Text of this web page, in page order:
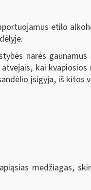
etilo
narės
kai
įsigyja, iš kitos
medžiagas,